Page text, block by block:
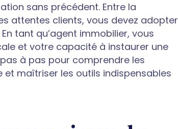
sans précédent. Entre la
attentes clients, vous devez adopter
tant qu’agent immobilier, vous
et votre capacité à instaurer une
à pas pour comprendre les
maîtriser les outils indispensables